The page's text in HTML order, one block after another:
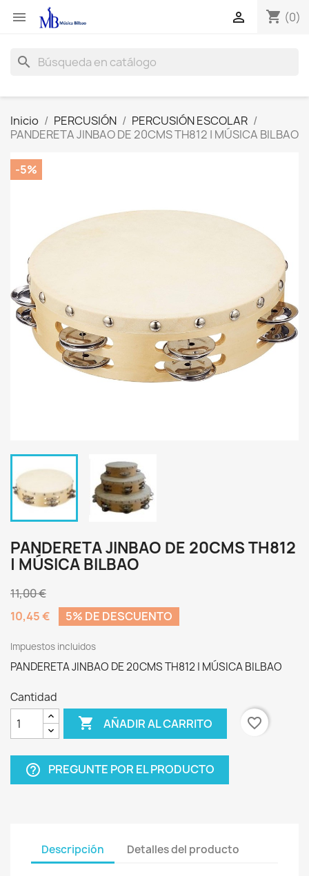
 shopping_cart (0)

search
Inicio PERCUSIÓN
PERCUSIÓN ESCOLAR
PANDERETA JINBAO DE 20CMS TH812 | MÚSICA BILBAO
-5%
PANDERETA JINBAO DE 20CMS TH812
| MÚSICA BILBAO
11,00 €
10,45 €
5% DE DESCUENTO
Impuestos incluidos
PANDERETA JINBAO DE 20CMS TH812 | MÚSICA BILBAO
Cantidad
 AÑADIR AL CARRITO favorite_border
help_outline PREGUNTE POR EL PRODUCTO
Descripción Detalles del producto